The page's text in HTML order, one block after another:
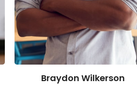
Braydon Wilkerson